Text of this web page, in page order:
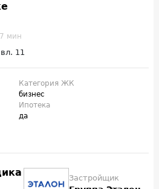
7 мин
11
Категория ЖК
бизнес
Ипотека
да
Застройщик